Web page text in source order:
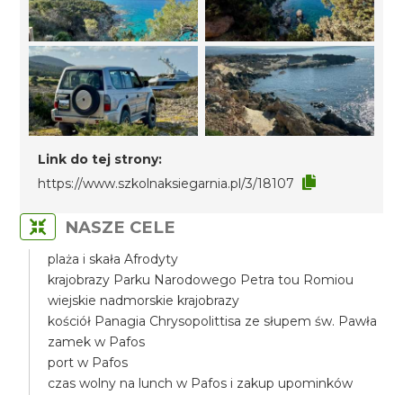
Link do tej strony:
https://www.szkolnaksiegarnia.pl/3/18107
NASZE CELE
plaża i skała Afrodyty
krajobrazy Parku Narodowego Petra tou Romiou
wiejskie nadmorskie krajobrazy
kościół Panagia Chrysopolittisa ze słupem św. Pawła
zamek w Pafos
port w Pafos
czas wolny na lunch w Pafos i zakup upominków